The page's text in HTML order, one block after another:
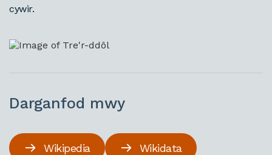
cywir.
Darganfod mwy
Wikipedia Wikidata